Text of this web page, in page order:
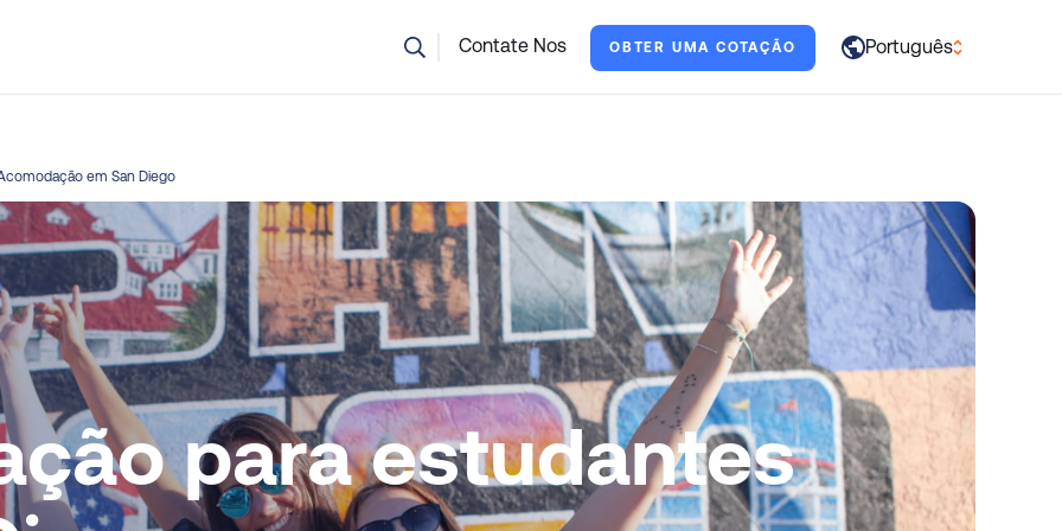
Contate Nos OBTER UMA COTAÇÃO Português
Deutsch
Italiano
日本語
Português
Русский
Español
em San Diego
para estudantes